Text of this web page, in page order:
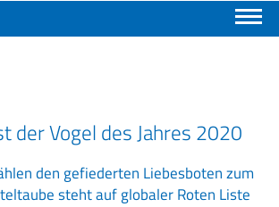
der Vogel des Jahres 2020
den gefiederten Liebesboten zum
steht auf globaler Roten Liste